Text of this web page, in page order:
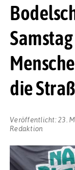
die
Veröffentlicht:23.
Redaktion